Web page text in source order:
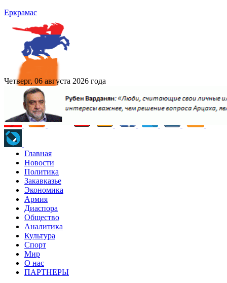
Еркрамас
Четверг, 06 августа 2026 года
Главная
Новости
Политика
Закавказье
Экономика
Армия
Диаспора
Общество
Аналитика
Культура
Спорт
Мир
О нас
ПАРТНЕРЫ